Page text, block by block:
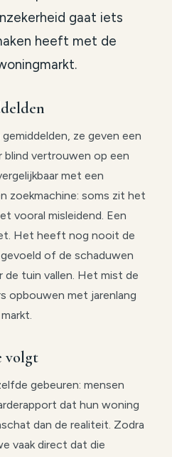
gaat iets
heeft met de
ze geven een
blind vertrouwen op een
met een
zoekmachine: soms zit het
vooral misleidend. Een
Het heeft nog nooit de
of de schaduwen
de tuin vallen. Het mist de
opbouwen met jarenlang
volgt
gebeuren: mensen
dat hun woning
dan de realiteit. Zodra
vaak direct dat die